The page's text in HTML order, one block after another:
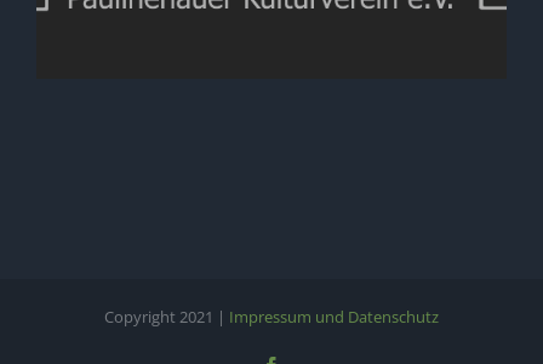
Copyright 2021 | Impressum und Datenschutz